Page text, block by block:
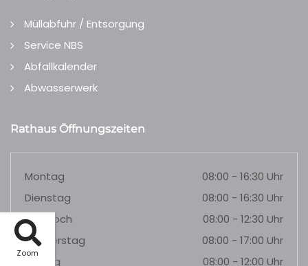
Zoom
Müllabfuhr / Entsorgung
Service NBS
Abfallkalender
Abwasserwerk
Rathaus Öffnungszeiten
Montag
08:00 - 16:30 Uhr
Dienstag
08:00 - 16:30 Uhr
Mittwoch
08:00 - 12:30 Uhr
Donnerstag
08:00 - 17:00 Uhr
Freitag
08:00 - 12:00 Uhr